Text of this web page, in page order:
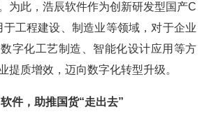
为此，浩辰软件作为创新研发型国产C
工程建设、制造业等领域，对于企业
字化工艺制造、智能化设计应用等方
提质增效，迈向数字化转型升级。
件，助推国货“走出去”